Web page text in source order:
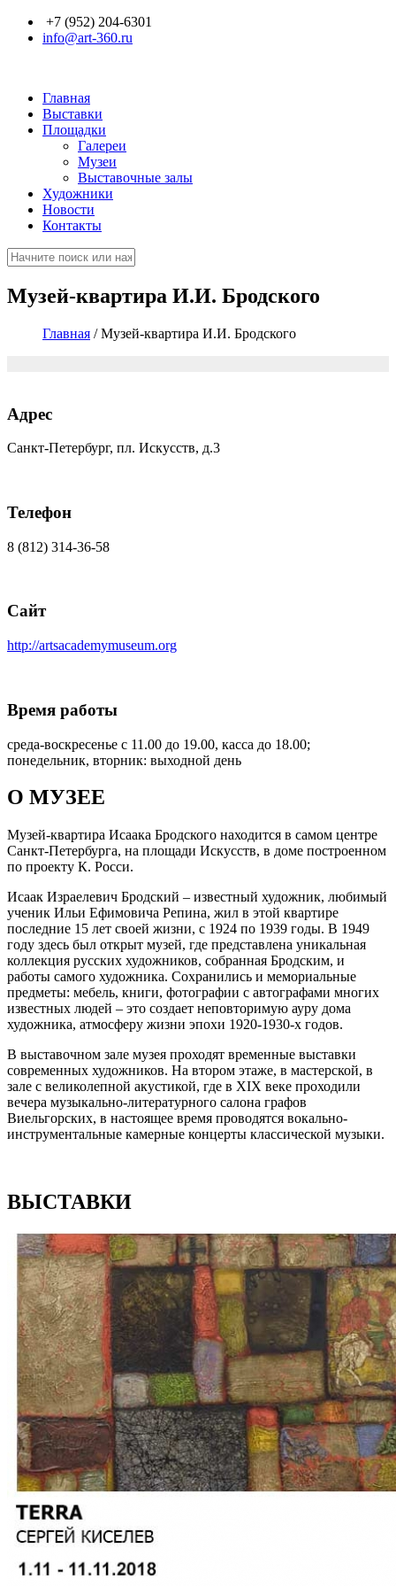
Перейти к основному содержанию
+7 (952) 204-6301
info@art-360.ru
Главная
Выставки
Площадки
Галереи
Музеи
Выставочные залы
Художники
Новости
Контакты
Поиск
Музей-квартира И.И. Бродского
Главная /Музей-квартира И.И. Бродского
Адрес
Санкт-Петербург, пл. Искусств, д.3
Телефон
8 (812) 314-36-58
Сайт
http://artsacademymuseum.org
Время работы
среда-воскресенье с 11.00 до 19.00, касса до 18.00;
понедельник, вторник: выходной день
О МУЗЕЕ
Музей-квартира Исаака Бродского находится в самом центре
Санкт-Петербурга, на площади Искусств, в доме построенном
по проекту К. Росси.
Исаак Израелевич Бродский – известный художник, любимый
ученик Ильи Ефимовича Репина, жил в этой квартире
последние 15 лет своей жизни, с 1924 по 1939 годы. В 1949
году здесь был открыт музей, где представлена уникальная
коллекция русских художников, собранная Бродским, и
работы самого художника. Сохранились и мемориальные
предметы: мебель, книги, фотографии с автографами многих
известных людей – это создает неповторимую ауру дома
художника, атмосферу жизни эпохи 1920-1930-х годов.
В выставочном зале музея проходят временные выставки
современных художников. На втором этаже, в мастерской, в
зале с великолепной акустикой, где в XIX веке проходили
вечера музыкально-литературного салона графов
Виельгорских, в настоящее время проводятся вокально-
инструментальные камерные концерты классической музыки.
ВЫСТАВКИ